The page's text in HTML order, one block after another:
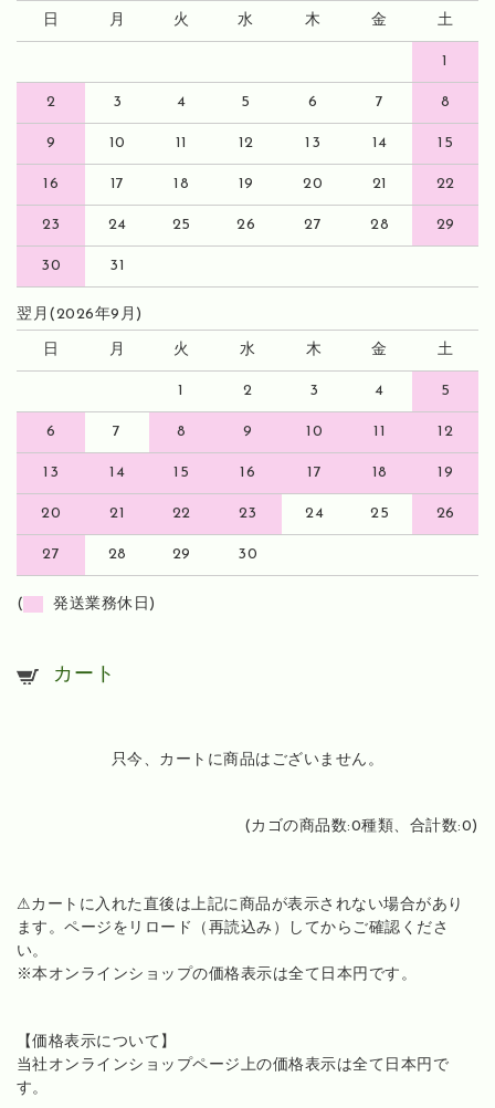
日 月 火 水 木 金 土
1
2 3 4 5 6 7 8
9 10 11 12 13 14 15
16 17 18 19 20 21 22
23 24 25 26 27 28 29
30 31
翌月(2026年9月)
日 月 火 水 木 金 土
1 2 3 4 5
6 7 8 9 10 11 12
13 14 15 16 17 18 19
20 21 22 23 24 25 26
27 28 29 30
( 発送業務休日)
カート
只今、カートに商品はございません。
(カゴの商品数:0種類、合計数:0)
⚠カートに入れた直後は上記に商品が表示されない場合があり
ます。ページをリロード（再読込み）してからご確認くださ
い。
※本オンラインショップの価格表示は全て日本円です。
【価格表示について】
当社オンラインショップページ上の価格表示は全て日本円で
す。